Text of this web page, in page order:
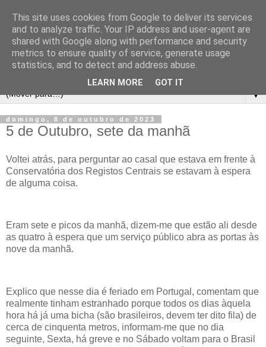
▼
domingo, 8 de outubro de 2023
5 de Outubro, sete da manhã
Voltei atrás, para perguntar ao casal que estava em frente à
Conservatória dos Registos Centrais se estavam à espera
de alguma coisa.
Eram sete e picos da manhã, dizem-me que estão ali desde
as quatro à espera que um serviço público abra as portas às
nove da manhã.
Explico que nesse dia é feriado em Portugal, comentam que
realmente tinham estranhado porque todos os dias àquela
hora há já uma bicha (são brasileiros, devem ter dito fila) de
cerca de cinquenta metros, informam-me que no dia
seguinte, Sexta, há greve e no Sábado voltam para o Brasil
This site uses cookies from Google to deliver its services
and to analyze traffic. Your IP address and user-agent are
shared with Google along with performance and security
metrics to ensure quality of service, generate usage
statistics, and to detect and address abuse.
LEARN MORE GOT IT